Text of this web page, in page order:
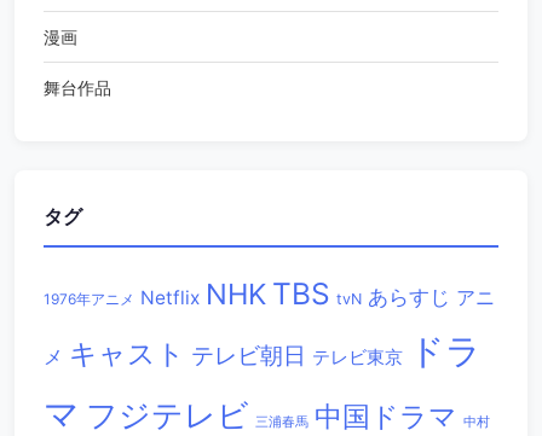
漫画
舞台作品
タグ
1976年アニメ Netflix NHK TBS tvN あらすじ アニ
メ キャスト テレビ朝日 テレビ東京
ドラ
マ フジテレビ 三浦春馬 中国ドラマ 中村